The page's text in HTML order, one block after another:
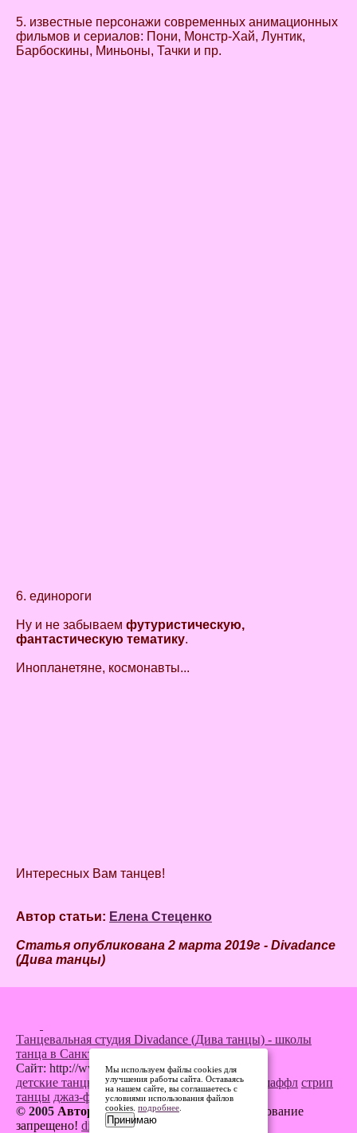
5. известные персонажи современных анимационных
фильмов и сериалов: Пони, Монстр-Хай, Лунтик,
Барбоскины, Миньоны, Тачки и пр.
6. единороги
Ну и не забываем футуристическую,
фантастическую тематику.
Инопланетяне, космонавты...
Интересных Вам танцев!
Автор статьи: Елена Стеценко
Статья опубликована 2 марта 2019г - Divadance
(Дива танцы)
Танцевальная студия Divadance (Дива танцы) - школы
танца в Санкт-Петербурге
Сайт: http://www.divadance.ru
детские танцы
кей-поп танцытанец живота шаффл стрип
танцы джаз-фанки другие
© 2005 Авторские права защищены.
Копирование
запрещено! divaletter@yandex.ru
Мы используем файлы cookies для
улучшения работы сайта. Оставаясь
на нашем сайте, вы соглашаетесь с
условиями использования файлов
cookies. подробнее
Принимаю